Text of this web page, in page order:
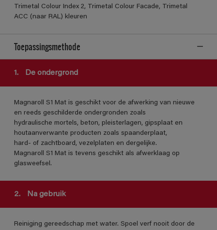
Trimetal Colour Index 2, Trimetal Colour Facade, Trimetal
ACC (naar RAL) kleuren
Toepassingsmethode
1. De ondergrond
Magnaroll S1 Mat is geschikt voor de afwerking van nieuwe
en reeds geschilderde ondergronden zoals
hydraulische mortels, beton, pleisterlagen, gipsplaat en
houtaanverwante producten zoals spaanderplaat,
hard- of zachtboard, vezelplaten en dergelijke.
Magnaroll S1 Mat is tevens geschikt als afwerklaag op
glasweefsel.
2. Na gebruik
Reiniging gereedschap met water. Spoel verf nooit door de